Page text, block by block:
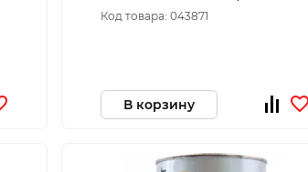
A 1,8 Л (1) ТЕКС
Код товара: 043871
В корзину